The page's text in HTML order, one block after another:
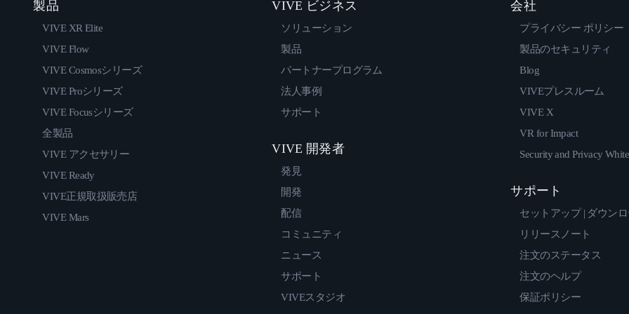
製品
VIVE XR Elite
VIVE Flow
VIVE Cosmosシリーズ
VIVE Proシリーズ
VIVE Focusシリーズ
全製品
VIVE アクセサリー
VIVE Ready
VIVE正規取扱販売店
VIVE Mars
VIVE ビジネス
ソリューション
製品
パートナープログラム
法人事例
サポート
VIVE 開発者
発見
開発
配信
コミュニティ
ニュース
サポート
VIVEスタジオ
会社
プライバシー ポリシー
製品のセキュリティ
Blog
VIVEプレスルーム
VIVE X
VR for Impact
Security and Privacy
サポート
セットアップ | ダウン
リリースノート
注文のステータス
注文のヘルプ
保証ポリシー